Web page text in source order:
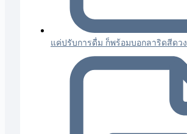
แค่ปรับการดื่ม ก็พร้อมบอกลาริดสีดวง